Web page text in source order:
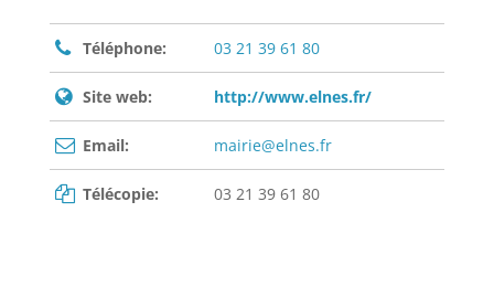
Téléphone: 03 21 39 61 80
Site web: http://www.elnes.fr/
Email: mairie@elnes.fr
Télécopie: 03 21 39 61 80